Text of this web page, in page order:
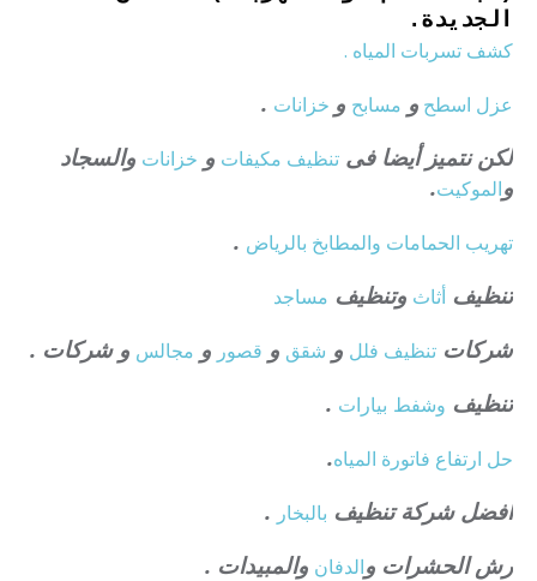
الجديدة.
كشف تسربات المياه .
عزل اسطح و مسابح و خزانات .
لكن نتميز أيضا فى تنظيف مكيفات و خزانات والسجاد
والموكيت.
تهريب الحمامات والمطابخ بالرياض .
تنظيف أثاث وتنظيف مساجد
شركات تنظيف فلل و شقق و قصور و مجالس و شركات .
تنظيف وشفط بيارات .
حل ارتفاع فاتورة المياه.
افضل شركة تنظيف بالبخار .
رش الحشرات والدفان والمبيدات .